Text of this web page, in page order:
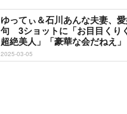
ゆってぃ＆石川あんな夫妻、
句 3ショットに「お目目くり
超絶美人」「豪華な会だねえ」
2025-03-05